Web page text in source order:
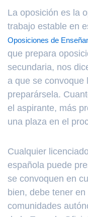
La oposición es la
trabajo estable en
Oposiciones de
que prepara
secundaria, nos
a que se convoque
preparársela.
el aspirante, más
una plaza en el
Cualquier
española puede
se convoquen en
bien, debe tener
comunidades